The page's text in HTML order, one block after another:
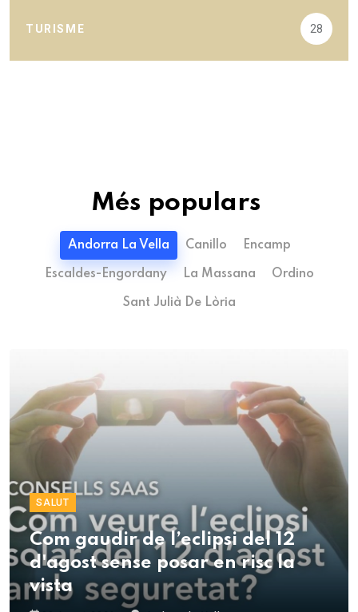
TURISME 28
Més populars
Andorra La Vella Canillo Encamp
Escaldes-Engordany La Massana Ordino
Sant Julià De Lòria
SALUT
Com gaudir de l’eclipsi del 12
d'agost sense posar en risc la
vista